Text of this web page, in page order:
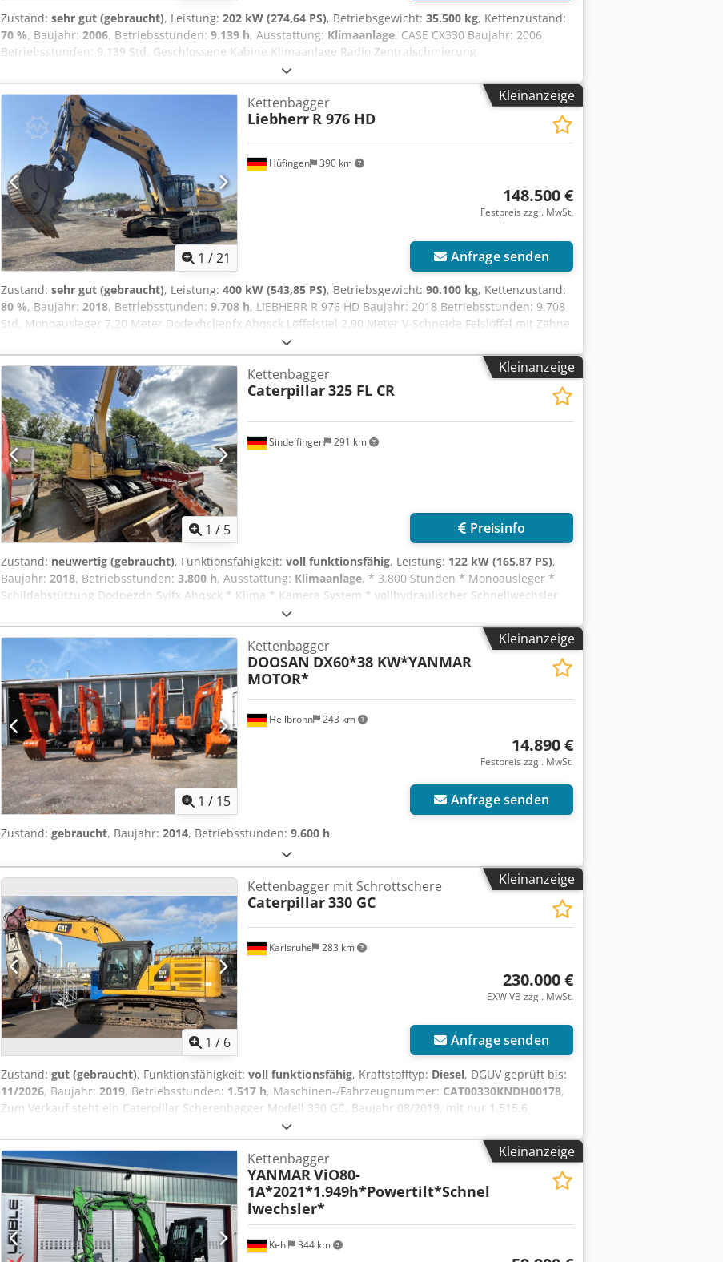
Zustand: sehr gut (gebraucht), Leistung: 202 kW (274,64 PS), Betriebsgewicht: 35.500 kg, Kettenzustand:
70 %, Baujahr: 2006, Betriebsstunden: 9.139 h, Ausstattung: Klimaanlage, CASE CX330 Baujahr: 2006
Betriebsstunden: 9.139 Std. Geschlossene Kabine Klimaanlage Radio Zentralschmierung
Standardausleger Stiel : 3.30m Vollverrohrung (Hammer-, Greifer-, Schere-) Schnellwechsler OQ80 1x
Löffel – 800mm breit 1x Greifer – funktioniert, Reparatur nötig Laufwerk ca. 70% erhalten Bodenplatten
600 mm breit Isuzu Motor mit 202 kW CE Transport: 10.8 x 3 x 3.40m Dcjdozp Rm Ropfx Ahqjk
Einsatzgewicht: 35.5 to.
Kleinanzeige
1 /21
Hüfingen 390 km
Kettenbagger
Liebherr R 976 HD
148.500 €
Festpreis zzgl. MwSt.
Anfrage senden
Zustand: sehr gut (gebraucht), Leistung: 400 kW (543,85 PS), Betriebsgewicht: 90.100 kg, Kettenzustand:
80 %, Baujahr: 2018, Betriebsstunden: 9.708 h, LIEBHERR R 976 HD Baujahr: 2018 Betriebsstunden: 9.708
Std. Monoausleger 7,20 Meter Dodexhcliepfx Ahqsck Löffelstiel 2,90 Meter V-Schneide Felslöffel mit Zähne
(RESCH-KA-TEC), Schnittbreite 2,15 Meter, Kapazität 5.2 cbm, Zustand 70% gut Laufwerk mit
Zweistegbodenplatten 600 Millimeter Zustand vom L/W: 80% gut Liebherr 8 Zylinder V-Dieselmotor, kW/HP
400/544 Zentralschmieranlage für Maschine und Drehkranz Rück- und seitliche Kamera Schutzgitter über
Kabine Original Lackierung Vollservice Maschine über Liebherr Vor kurzem repariert: Neuer Hydraulik Öl
Kühler Neue Hochdruckpumpe Neues Steuergerät Einsatzgewicht 90.100 KG CE/ EPA Technisch und
optisch in sehr gutem Zustand
Kleinanzeige
1 / 5
Sindelfingen 291 km
Kettenbagger
Caterpillar325 FL CR
Preisinfo
Zustand: neuwertig (gebraucht), Funktionsfähigkeit: voll funktionsfähig, Leistung: 122 kW (165,87 PS),
Baujahr: 2018, Betriebsstunden: 3.800 h, Ausstattung: Klimaanlage, * 3.800 Stunden * Monoausleger *
Schildabstützung Dodpezdn Syjfx Ahqsck * Klima * Kamera System * vollhydraulischer Schnellwechsler
Oilquick OQ70/55 * Zentralschmierung * Motorleistung 122 kW * Einsatzgew 25.000kg * 1 x Tieflöffel *
neuwertiger Zustand
Kleinanzeige
1 / 15
Heilbronn 243 km
Kettenbagger
DOOSAN DX60*38 KW*YANMAR
MOTOR*
14.890 €
Festpreis zzgl. MwSt.
Anfrage senden
Zustand: gebraucht, Baujahr: 2014, Betriebsstunden: 9.600 h,
Kleinanzeige
1 / 6
Karlsruhe 283 km
Kettenbagger mit Schrottschere
Caterpillar330 GC
230.000 €
EXW VB zzgl. MwSt.
Anfrage senden
Zustand: gut (gebraucht), Funktionsfähigkeit: voll funktionsfähig, Kraftstofftyp: Diesel, DGUV geprüft bis:
11/2026, Baujahr: 2019, Betriebsstunden: 1.517 h, Maschinen-/Fahrzeugnummer: CAT00330KNDH00178,
Zum Verkauf steht ein Caterpillar Scherenbagger Modell 330 GC, Baujahr 08/2019, mit nur 1.515,6
Betriebsstunden. Ausgestattet mit einer angebauten Demarec (Kingshofer) Schere, Modell DRS-60-B. Die
Maschine ist sofort verfügbar und kann nach Absprache im Karlsruher Hafen besichtigt werden. Weitere
Informationen gerne auf Anfrage. Dcedpfx Ajzb Nmhohqek Der Verkauf erfolgt ausschließlich an
gewerbliche Kunden. Dieses Angebot ist freibleibend und versteht sich vorbehaltlich einer detaillierten
technischen und rechtlichen Prüfung sowie einer vertraglichen Einigung zwischen den Parteien.
Kleinanzeige
Kehl 344 km
Kettenbagger
YANMAR ViO80-
1A*2021*1.949h*Powertilt*Schnel
lwechsler*